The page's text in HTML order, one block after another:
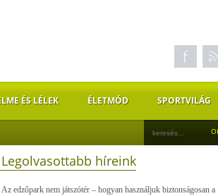
ÉS LÉLEK ÉLETMÓD SPORTVILÁG
Legolvasottabb híreink
Az edzőpark nem játszótér – hogyan használjuk biztonságosan a